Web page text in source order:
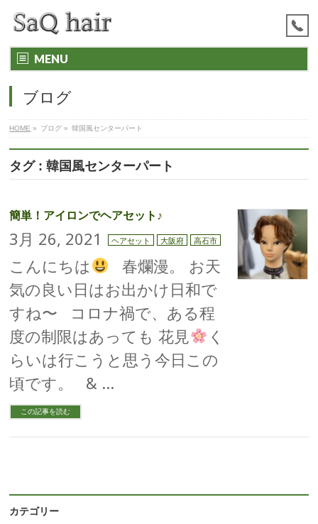
MENU
ブログ
HOME » ブログ » 韓国風センターパート
タグ : 韓国風センターパート
簡単！アイロンでヘアセット♪
3月 26, 2021 ヘアセット 大阪府 高石市
こんにちは
春爛漫。 お天
気の良い日はお出かけ日和で
すね〜 コロナ禍で、ある程
度の制限はあっても 花見
く
らいは行こうと思う今日この
頃です。 & …
この記事を読む
カテゴリー